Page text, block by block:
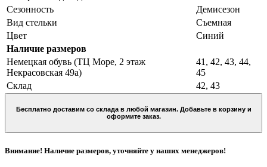
Сезонность
Демисезон
Вид стельки
Съемная
Цвет
Синий
Наличие размеров
Немецкая обувь (ТЦ Море, 2 этаж
Некрасовская 49а)
41, 42, 43, 44,
45
Склад
42, 43
Бесплатно доставим со склада в любой магазин. Добавьте в корзину и
оформите заказ.
Внимание! Наличие размеров, уточняйте у наших менеджеров!